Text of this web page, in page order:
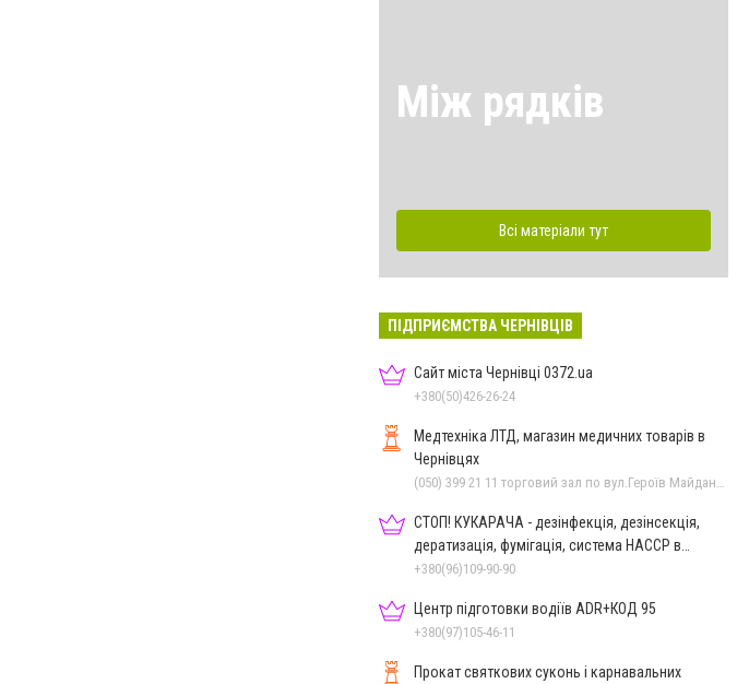
Між рядків
Всі матеріали тут
ПІДПРИЄМСТВА ЧЕРНІВЦІВ
Сайт міста Чернівці 0372.ua
+380(50)426-26-24
Медтехніка ЛТД, магазин медичних товарів в
Чернівцях
СТОП! КУКАРАЧА - дезінфекція, дезінсекція,
дератизація, фумігація, система HACCP в
Чернівцях
+380(96)109-90-90
Центр підготовки водіїв ADR+КОД 95
+380(97)105-46-11
Прокат святкових суконь і карнавальних